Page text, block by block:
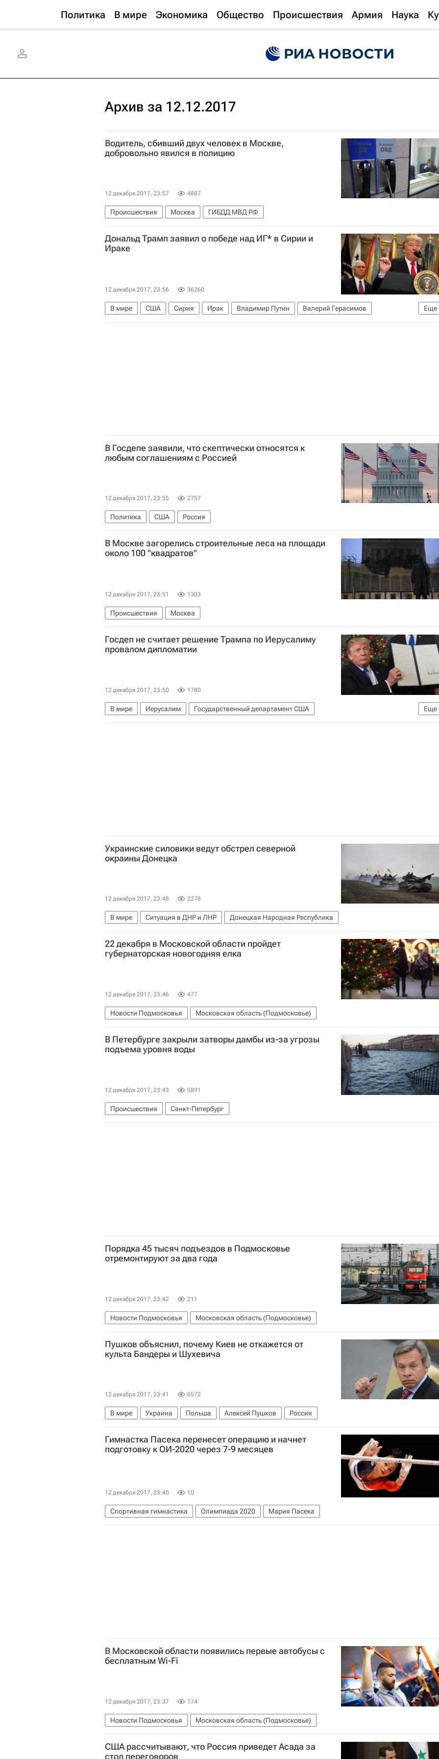
Политика В мире Экономика Общество Происшествия Армия Наука
Архив за 12.12.2017
Водитель, сбивший двух человек в Москве,
добровольно явился в полицию
12 декабря 2017, 23:57 4887
Происшествия Москва ГИБДД МВД РФ
Дональд Трамп заявил о победе над ИГ* в Сирии и
Ираке
12 декабря 2017, 23:56 36260
Еще
В мире США Сирия Ирак Владимир Путин
Валерий Герасимов
Дональд Трамп
В Госдепе заявили, что скептически относятся к
любым соглашениям с Россией
12 декабря 2017, 23:55 2757
Политика США Россия
В Москве загорелись строительные леса на площади
около 100 "квадратов"
12 декабря 2017, 23:51 1303
Происшествия Москва
Госдеп не считает решение Трампа по Иерусалиму
провалом дипломатии
12 декабря 2017, 23:50 1780
Еще
В мире Иерусалим
Государственный департамент США
Признание США Иерусалима столицей Израиля
Украинские силовики ведут обстрел северной
окраины Донецка
12 декабря 2017, 23:48 2278
В мире Ситуация в ДНР и ЛНР Донецкая Народная Республика
22 декабря в Московской области пройдет
губернаторская новогодняя елка
12 декабря 2017, 23:46 477
Новости Подмосковья Московская область (Подмосковье)
В Петербурге закрыли затворы дамбы из-за угрозы
подъема уровня воды
12 декабря 2017, 23:43 5891
Происшествия Санкт-Петербург
Порядка 45 тысяч подъездов в Подмосковье
отремонтируют за два года
12 декабря 2017, 23:42 211
Новости Подмосковья Московская область (Подмосковье)
Пушков объяснил, почему Киев не откажется от
культа Бандеры и Шухевича
12 декабря 2017, 23:41 6572
В мире Украина Польша Алексей Пушков Россия
Гимнастка Пасека перенесет операцию и начнет
подготовку к ОИ-2020 через 7-9 месяцев
12 декабря 2017, 23:40 10
Спортивная гимнастика Олимпиада 2020 Мария Пасека
В Московской области появились первые автобусы с
бесплатным Wi-Fi
12 декабря 2017, 23:37 174
Новости Подмосковья Московская область (Подмосковье)
США рассчитывают, что Россия приведет Асада за
стол переговоров